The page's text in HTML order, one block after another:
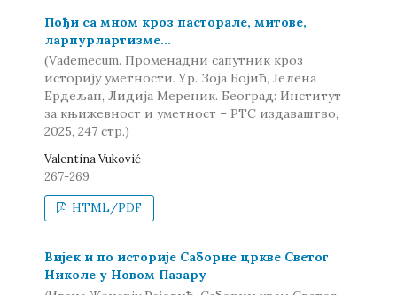
Пођи са мном кроз пасторале, митове,
ларпурлартизме...
(Vademecum. Променадни сапутник кроз
историју уметности. Ур. Зоја Бојић, Јелена
Ердељан, Лидија Мереник. Београд: Институт
за књижевност и уметност – РТС издаваштво,
2025, 247 стр.)
Valentina Vuković
267-269
HTML/PDF
Вијек и по историје Саборне цркве Светог
Николе у Новом Пазару